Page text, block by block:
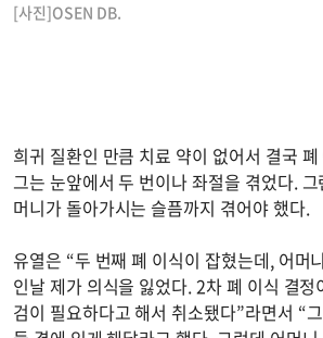
[사진]OSEN DB.
희귀 질환인 만큼 치료 약이 없어서 결국
그는 눈앞에서 두 번이나 좌절을 겪었다.
머니가 돌아가시는 슬픔까지 겪어야 했다.
유열은 “두 번째 폐 이식이 잡혔는데, 어머
인날 제가 의식을 잃었다. 2차 폐 이식 결
검이 필요하다고 해서 취소됐다”라면서 “